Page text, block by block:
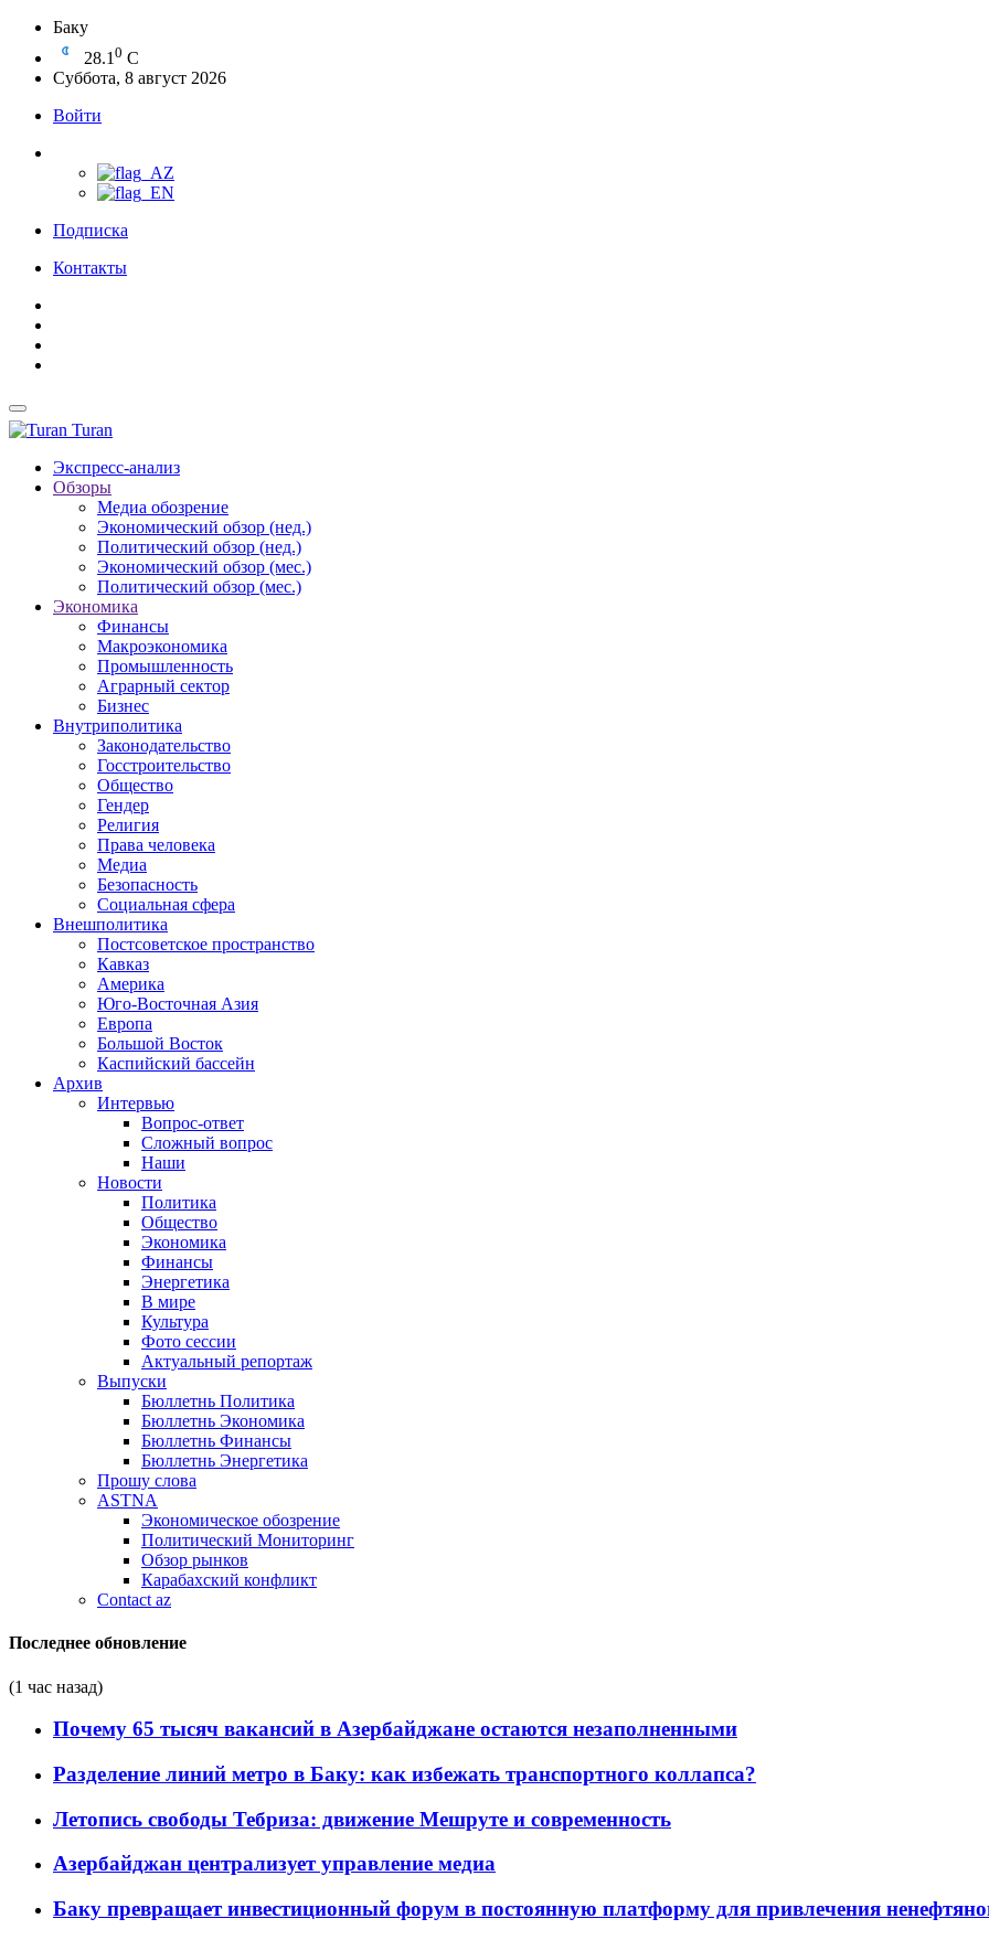
Баку
28.1 0 C
Суббота, 8 август 2026
Войти
Подписка
Контакты
Turan
Экспресс-анализ
Обзоры
Медиа обозрение
Экономический обзор (нед.)
Политический обзор (нед.)
Экономический обзор (мес.)
Политический обзор (мес.)
Экономика
Финансы
Макроэкономика
Промышленность
Аграрный сектор
Бизнес
Внутриполитика
Законодательство
Госстроительство
Общество
Гендер
Религия
Права человека
Медиа
Безопасность
Социальная сфера
Внешполитика
Постсоветское пространство
Кавказ
Америка
Юго-Восточная Азия
Европа
Большой Восток
Каспийский бассейн
Архив
Интервью
Вопрос-ответ
Сложный вопрос
Наши
Новости
Политика
Общество
Экономика
Финансы
Энергетика
В мире
Культура
Фото сессии
Актуальный репортаж
Выпуски
Бюллетнь Политика
Бюллетнь Экономика
Бюллетнь Финансы
Бюллетнь Энергетика
Прошу слова
ASTNA
Экономическое обозрение
Политический Мониторинг
Обзор рынков
Карабахский конфликт
Contact az
Последнее обновление
(1 час назад)
Почему 65 тысяч вакансий в Азербайджане остаются незаполненными
Разделение линий метро в Баку: как избежать транспортного коллапса?
Летопись свободы Тебриза: движение Мешруте и современность
Азербайджан централизует управление медиа
Баку превращает инвестиционный форум в постоянную платформу для привлечения